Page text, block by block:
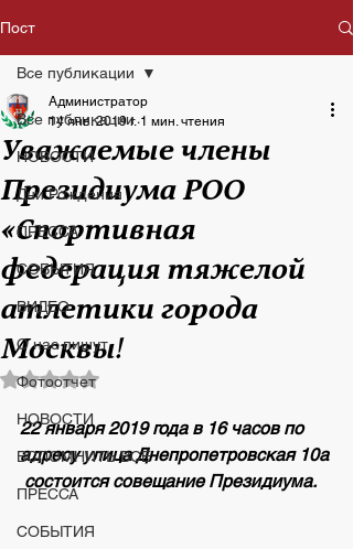
Пост
Все публикации
НОВОСТИ
Дни Рождения
ПРЕССА
СОБЫТИЯ
ВИДЕО
О нас пишут
Фотоотчет
НОВОСТИ
ВСПОМНИТЬ ВСЁ
ПРЕССА
СОБЫТИЯ
Все публикации
Уважаемые члены
Президиума РОО
«Спортивная
федерация тяжелой
атлетики города
Москвы!
Администратор
14 янв. 2019 г. 1 мин. чтения
Оценка: не число из 5 звезд.
22 января 2019 года в 16 часов по
адресу улица Днепропетровская 10а
состоится совещание Президиума.